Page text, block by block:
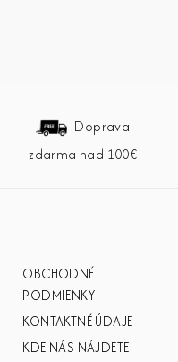
Doprava
zdarma nad 100€
OBCHODNÉ
PODMIENKY
KONTAKTNÉ ÚDAJE
KDE NÁS NÁJDETE